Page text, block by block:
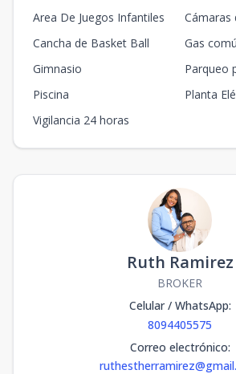
Area De Juegos Infantiles
Cámaras
Cancha de Basket Ball
Gas
Gimnasio
Parqueo
Piscina
Planta
Vigilancia 24 horas
Ruth Ramirez
BROKER
Celular / WhatsApp:
8094405575
Correo electrónico: